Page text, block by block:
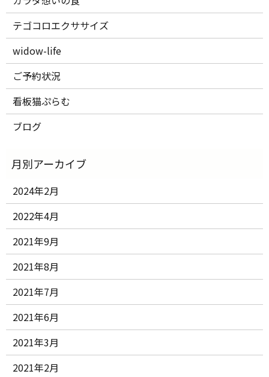
テゴコロエクササイズ
widow-life
ご予約状況
看板猫ぷらむ
ブログ
2024年2月
2022年4月
2021年9月
2021年8月
2021年7月
2021年6月
2021年3月
2021年2月